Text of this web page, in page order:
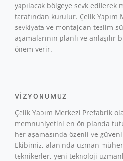
yapılacak bölgeye sevk edilerek
tarafından kurulur. Çelik Yapım
sevkiyata ve montajdan teslim
aşamalarının planlı ve
önem verir.
VIZYONUMUZ
Çelik Yapım Merkezi Prefabrik
memnuniyetini en ön planda
her aşamasında özenli ve
Ekibimiz, alanında uzman
teknikerler, yeni teknoloji